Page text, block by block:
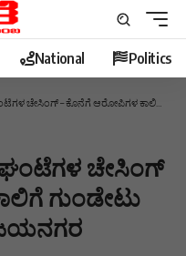
National Politics
ಕಾಲಿಗೆ ಗುಂಡೇಟು ಬಂಧನ – ಹ್ಯಾಟ್ಸ್ ಆಫ್ ಜಯನಗರ ಪೊಲೀಸರು…..
ಚೇಸಿಂಗ್
ಗುಂಡೇಟು